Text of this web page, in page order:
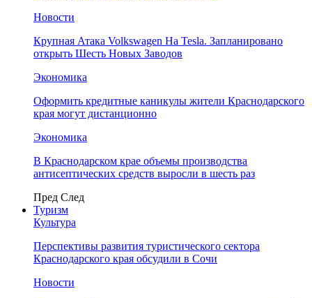
Новости
Крупная Атака Volkswagen На Tesla. Запланировано
открыть Шесть Новых Заводов
Экономика
Оформить кредитные каникулы жители Краснодарского
края могут дистанционно
Экономика
В Краснодарском крае объемы производства
антисептических средств выросли в шесть раз
Пред След
Туризм
Культура
Перспективы развития туристического сектора
Краснодарского края обсудили в Сочи
Новости